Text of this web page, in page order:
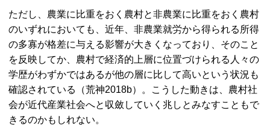
ただし、農業に比重をおく農村と非農業に比重をおく農村
のいずれにおいても、近年、非農業就労から得られる所得
の多寡が格差に与える影響が大きくなっており、そのこと
を反映してか、農村で経済的上層に位置づけられる人々の
学歴がわずかではあるが他の層に比して高いという状況も
確認されている（荒神2018b）。こうした動きは、農村社
会が近代産業社会へと収斂していく兆しとみなすこともで
きるのかもしれない。